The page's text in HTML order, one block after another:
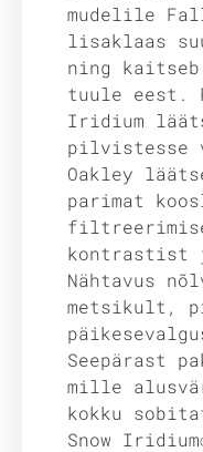
mudelile
lisaklaas
ning
tuule eest.
Iridium
pilvistesse
Oakley
parimat
kontrastist
Nähtavus
metsikult,
Seepärast
mille
kokku
Snow